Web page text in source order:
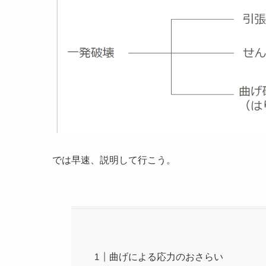
では早速、説明して行こう。
曲げによる応力のおさらい